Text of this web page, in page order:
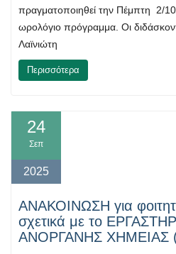
πραγματοποιηθεί την Πέμπτη 2/
ωρολόγιο πρόγραμμα. Οι
Λαϊνιώτη
Περισσότερα
24
Σεπ
2025
ΑΝΑΚΟΙΝΩΣΗ για
σχετικά με το
ΑΝΟΡΓΑΝΗΣ ΧΗΜΕΙΑΣ